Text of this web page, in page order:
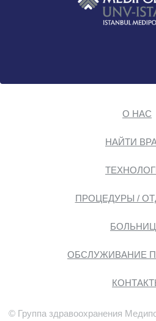
О НАС
НАЙТИ
ПРОЦЕДУРЫ /
ОБСЛУЖИВАНИЕ
© Группа здравоохранения